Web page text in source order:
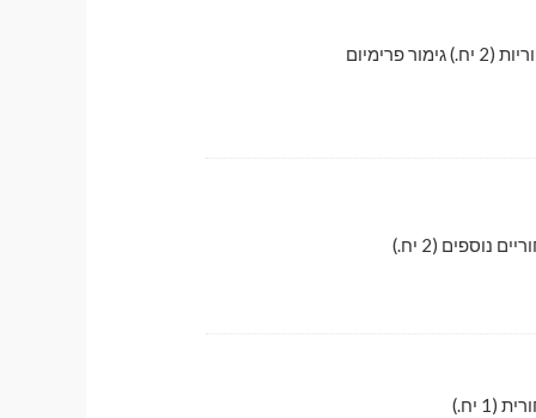
פרימיום
נוספים (2 יח.)
(1 יח.)